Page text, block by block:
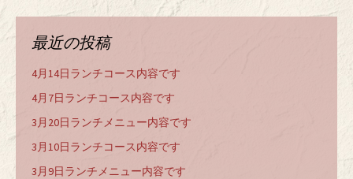
最近の投稿
4月14日ランチコース内容です
4月7日ランチコース内容です
3月20日ランチメニュー内容です
3月10日ランチコース内容です
3月9日ランチメニュー内容です